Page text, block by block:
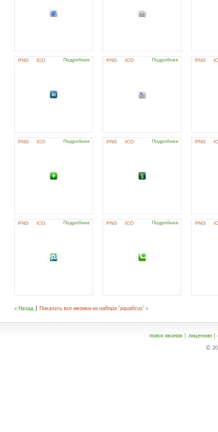
PNG ICO Подробнее PNG ICO Подробнее PNG
PNG ICO Подробнее PNG ICO Подробнее PNG
PNG ICO Подробнее PNG ICO Подробнее PNG
« Назад Показать все иконки из набора 'aquaticus' »
поиск иконок| лицензии|
©